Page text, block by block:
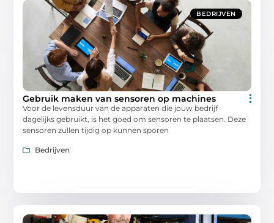
BEDRIJVEN
Gebruik maken van sensoren op machines
Voor de levensduur van de apparaten die jouw bedrijf
dagelijks gebruikt, is het goed om sensoren te plaatsen. Deze
sensoren zullen tijdig op kunnen sporen
Bedrijven